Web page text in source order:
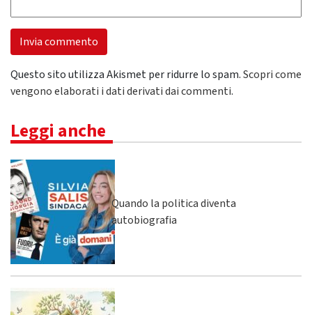
Questo sito utilizza Akismet per ridurre lo spam.Scopri come
vengono elaborati i dati derivati dai commenti.
Leggi anche
Quando la politica diventa
autobiografia